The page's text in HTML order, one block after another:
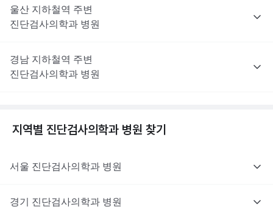
울산 지하철역 주변
진단검사의학과 병원
경남 지하철역 주변
진단검사의학과 병원
지역별 진단검사의학과 병원 찾기
서울 진단검사의학과 병원
경기 진단검사의학과 병원